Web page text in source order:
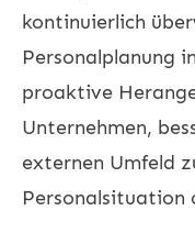
kontinuierlich
Personalplanung
proaktive
Unternehmen,
externen Umfeld
Personalsituation